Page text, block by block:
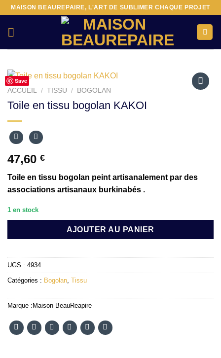
Passer
contenu
MAISON BEAUREPAIRE, L'ART DE SUBLIMER CHAQUE PROJET
Save
ACCUEIL / TISSU / BOGOLAN
Toile en tissu bogolan KAKOI
47,60 €
Toile en tissu bogolan peint artisanalement par des
associations artisanaux burkinabés .
1 en stock
AJOUTER AU PANIER
UGS : 4934
Catégories : Bogolan, Tissu
Marque : Maison BeauReapire